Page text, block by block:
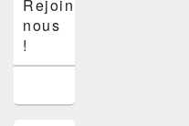
principale
de
widget
latérale
Rejoins-
nous
!